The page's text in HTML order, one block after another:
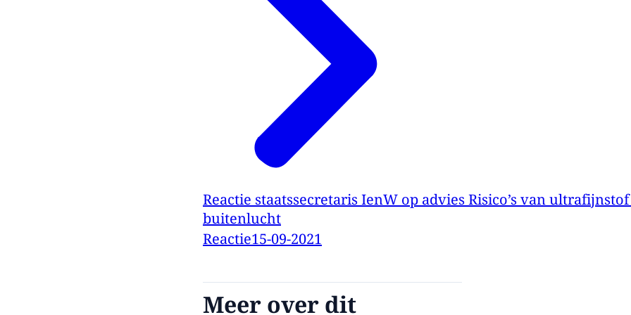
Reactie staatssecretaris IenW op advies Risico’s van
buitenlucht
Reactie15-09-2021
Meer over dit